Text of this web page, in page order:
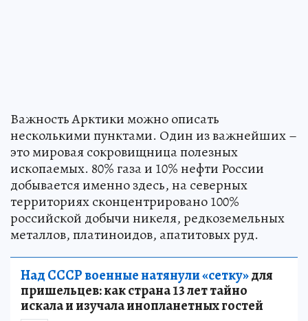
Важность Арктики можно описать
несколькими пунктами. Один из важнейших –
это мировая сокровищница полезных
ископаемых. 80% газа и 10% нефти России
добывается именно здесь, на северных
территориях сконцентрировано 100%
российской добычи никеля, редкоземельных
металлов, платиноидов, апатитовых руд.
Над СССР военные натянули «сетку»для
пришельцев: как страна 13 лет тайно
искала и изучала инопланетных гостей